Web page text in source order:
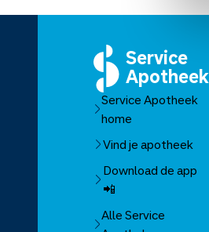
Service
Apotheek
Service Apotheek
home
Vind je apotheek
Download de app
📲
Alle Service